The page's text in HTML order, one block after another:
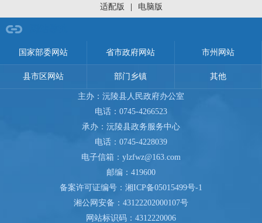
适配版 电脑版
国家部委网站 省市政府网站 市州网站
县市区网站 部门乡镇 其他
主办：沅陵县人民政府办公室
电话：0745-4266523
承办：沅陵县政务服务中心
电话：0745-4228039
电子信箱：ylzfwz@163.com
邮编：419600
备案许可证编号： 湘ICP备05015499号-1
湘公网安备： 43122202000107号
网站标识码：4312220006